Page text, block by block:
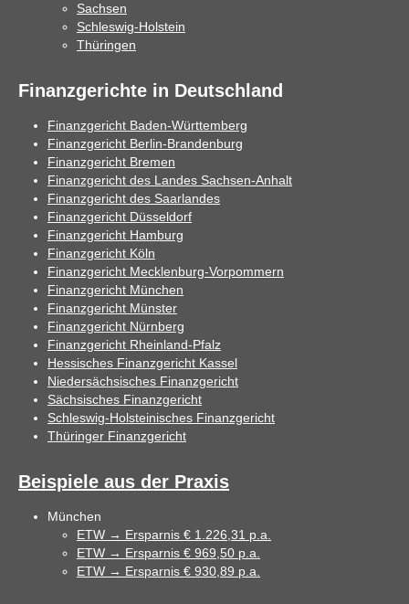
Sachsen
Schleswig-Holstein
Thüringen
Finanzgerichte in Deutschland
Finanzgericht Baden-Württemberg
Finanzgericht Berlin-Brandenburg
Finanzgericht Bremen
Finanzgericht des Landes Sachsen-Anhalt
Finanzgericht des Saarlandes
Finanzgericht Düsseldorf
Finanzgericht Hamburg
Finanzgericht Köln
Finanzgericht Mecklenburg-Vorpommern
Finanzgericht München
Finanzgericht Münster
Finanzgericht Nürnberg
Finanzgericht Rheinland-Pfalz
Hessisches Finanzgericht Kassel
Niedersächsisches Finanzgericht
Sächsisches Finanzgericht
Schleswig-Holsteinisches Finanzgericht
Thüringer Finanzgericht
Beispiele aus der Praxis
München
ETW → Ersparnis € 1.226,31 p.a.
ETW → Ersparnis € 969,50 p.a.
ETW → Ersparnis € 930,89 p.a.